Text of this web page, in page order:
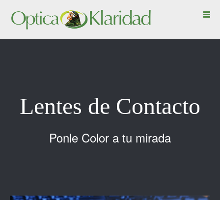
Lentes de Contacto
Ponle Color a tu mirada